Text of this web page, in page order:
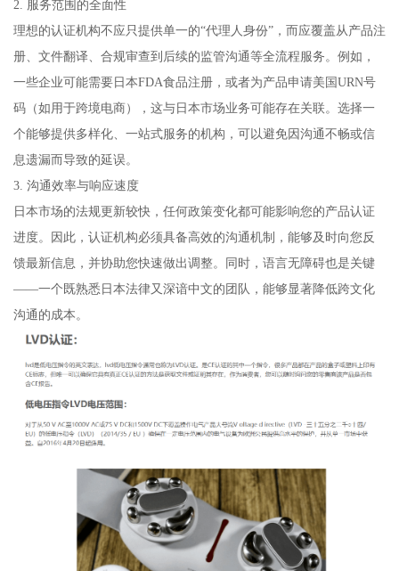
2. 服务范围的全面性
理想的认证机构不应只提供单一的“代理人身份”，而应覆盖从产品注
册、文件翻译、合规审查到后续的监管沟通等全流程服务。例如，
一些企业可能需要日本FDA食品注册，或者为产品申请美国URN号
码（如用于跨境电商），这与日本市场业务可能存在关联。选择一
个能够提供多样化、一站式服务的机构，可以避免因沟通不畅或信
息遗漏而导致的延误。
3. 沟通效率与响应速度
日本市场的法规更新较快，任何政策变化都可能影响您的产品认证
进度。因此，认证机构必须具备高效的沟通机制，能够及时向您反
馈最新信息，并协助您快速做出调整。同时，语言无障碍也是关键
——一个既熟悉日本法律又深谙中文的团队，能够显著降低跨文化
沟通的成本。